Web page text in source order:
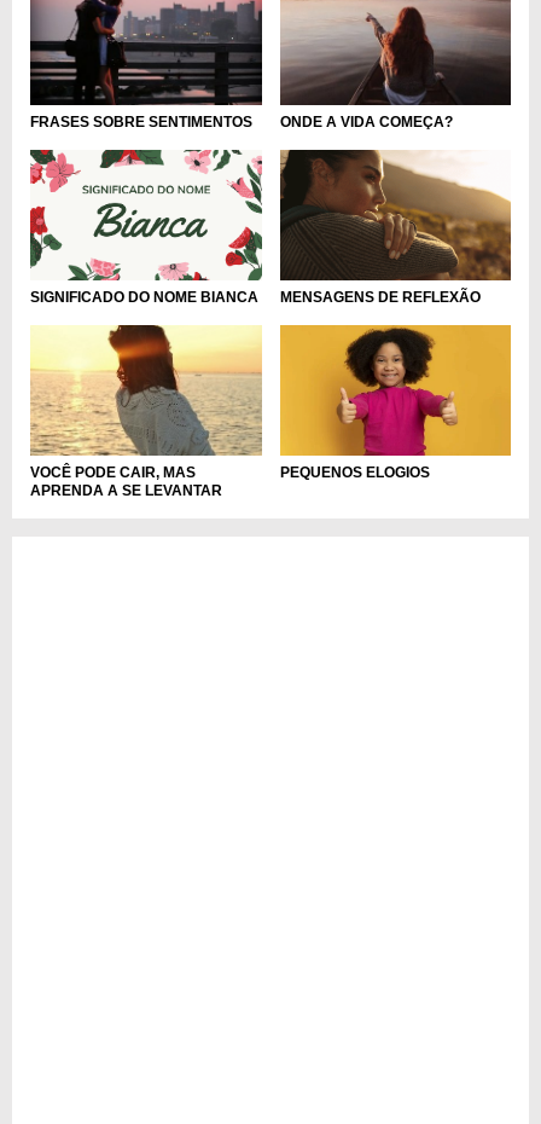
FRASES SOBRE SENTIMENTOS ONDE A VIDA COMEÇA?
SIGNIFICADO DO NOME BIANCA MENSAGENS DE REFLEXÃO
VOCÊ PODE CAIR, MAS
APRENDA A SE LEVANTAR
PEQUENOS ELOGIOS